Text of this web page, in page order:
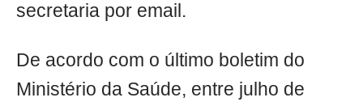
secretaria por email.
De acordo com o último boletim do
Ministério da Saúde, entre julho de